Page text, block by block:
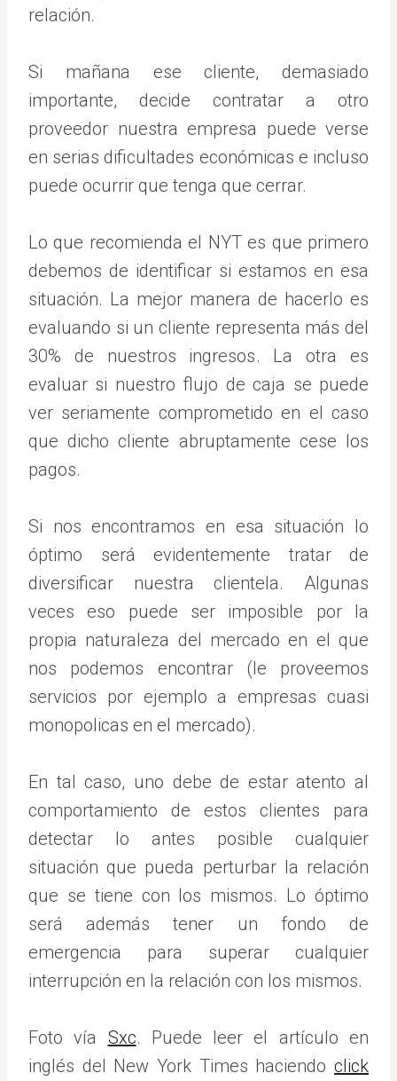
relación.
Si mañana ese cliente, demasiado
importante, decide contratar a otro
proveedor nuestra empresa puede verse
en serias dificultades económicas e incluso
puede ocurrir que tenga que cerrar.
Lo que recomienda el NYT es que primero
debemos de identificar si estamos en esa
situación. La mejor manera de hacerlo es
evaluando si un cliente representa más del
30% de nuestros ingresos. La otra es
evaluar si nuestro flujo de caja se puede
ver seriamente comprometido en el caso
que dicho cliente abruptamente cese los
pagos.
Si nos encontramos en esa situación lo
óptimo será evidentemente tratar de
diversificar nuestra clientela. Algunas
veces eso puede ser imposible por la
propia naturaleza del mercado en el que
nos podemos encontrar (le proveemos
servicios por ejemplo a empresas cuasi
monopolicas en el mercado).
En tal caso, uno debe de estar atento al
comportamiento de estos clientes para
detectar lo antes posible cualquier
situación que pueda perturbar la relación
que se tiene con los mismos. Lo óptimo
será además tener un fondo de
emergencia para superar cualquier
interrupción en la relación con los mismos.
Foto vía Sxc. Puede leer el artículo en
inglés del New York Times haciendo click